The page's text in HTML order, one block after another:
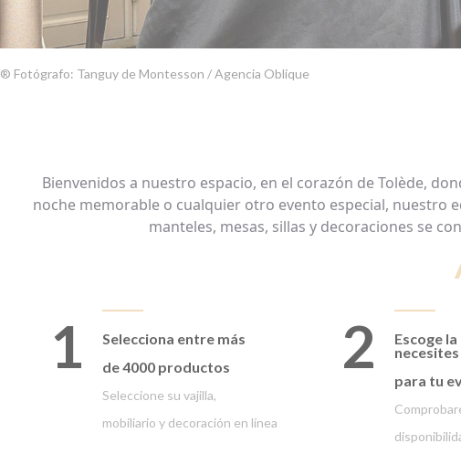
® Fotógrafo: Tanguy de Montesson / Agencia Oblique
Bienvenidos a nuestro espacio, en el corazón de Tolède,
noche memorable o cualquier otro evento especial, nuestro
manteles, mesas, sillas y decoraciones se
1 Selecciona entre más
de 4000 productos
Seleccione su vajilla,
mobiliario y decoración en línea
2 Escoge
necesites
para tu